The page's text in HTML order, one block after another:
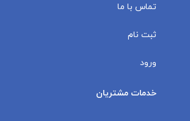
تماس با ما
ثبت نام
ورود
خدمات مشتریان